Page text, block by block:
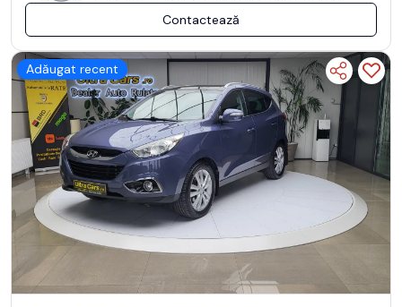
Contactează
Adăugat recent